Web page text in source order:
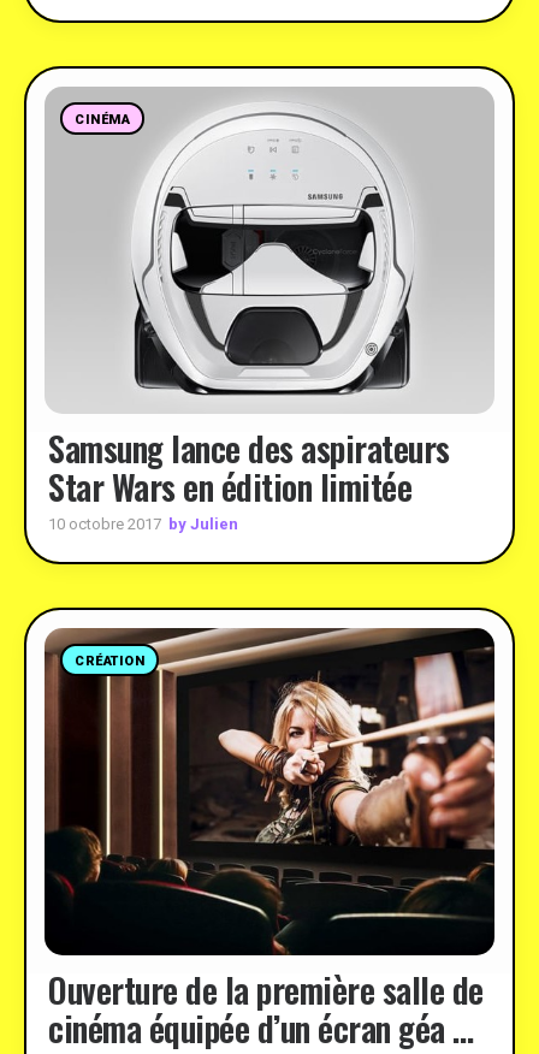
CINÉMA
Samsung lance des aspirateurs
Star Wars en édition limitée
10 octobre 2017 by Julien
CRÉATION
Ouverture de la première salle de
cinéma équipée d’un écran géa …